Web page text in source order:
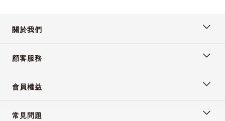
關於我們
顧客服務
會員權益
常見問題